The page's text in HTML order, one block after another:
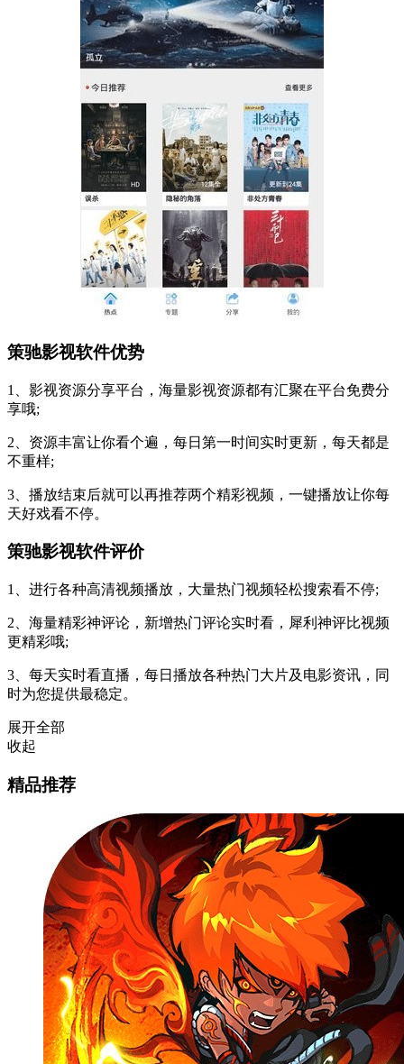
策驰影视软件优势
1、影视资源分享平台，海量影视资源都有汇聚在平台免费分
享哦;
2、资源丰富让你看个遍，每日第一时间实时更新，每天都是
不重样;
3、播放结束后就可以再推荐两个精彩视频，一键播放让你每
天好戏看不停。
策驰影视软件评价
1、进行各种高清视频播放，大量热门视频轻松搜索看不停;
2、海量精彩神评论，新增热门评论实时看，犀利神评比视频
更精彩哦;
3、每天实时看直播，每日播放各种热门大片及电影资讯，同
时为您提供最稳定。
展开全部
收起
精品推荐